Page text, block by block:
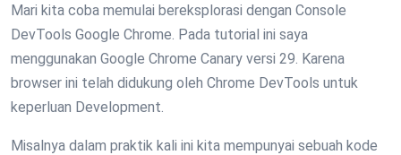
Mari kita coba memulai bereksplorasi dengan Console
DevTools Google Chrome. Pada tutorial ini saya
menggunakan Google Chrome Canary versi 29. Karena
browser ini telah didukung oleh Chrome DevTools untuk
keperluan Development.
Misalnya dalam praktik kali ini kita mempunyai sebuah kode